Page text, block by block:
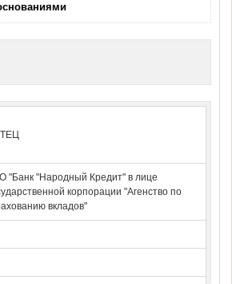
"Банк "Народный Кредит" в лице
корпорации "Агенство по
вкладов"